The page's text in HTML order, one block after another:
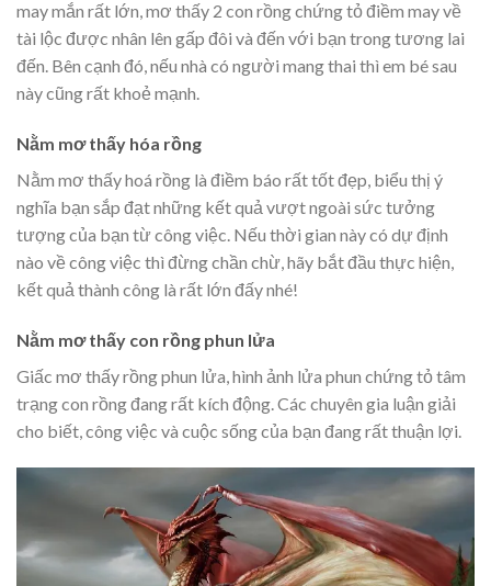
may mắn rất lớn, mơ thấy 2 con rồng chứng tỏ điềm may về
tài lộc được nhân lên gấp đôi và đến với bạn trong tương lai
đến. Bên cạnh đó, nếu nhà có người mang thai thì em bé sau
này cũng rất khoẻ mạnh.
Nằm mơ thấy hóa rồng
Nằm mơ thấy hoá rồng là điềm báo rất tốt đẹp, biểu thị ý
nghĩa bạn sắp đạt những kết quả vượt ngoài sức tưởng
tượng của bạn từ công việc. Nếu thời gian này có dự định
nào về công việc thì đừng chần chừ, hãy bắt đầu thực hiện,
kết quả thành công là rất lớn đấy nhé!
Nằm mơ thấy con rồng phun lửa
Giấc mơ thấy rồng phun lửa, hình ảnh lửa phun chứng tỏ tâm
trạng con rồng đang rất kích động. Các chuyên gia luận giải
cho biết, công việc và cuộc sống của bạn đang rất thuận lợi.